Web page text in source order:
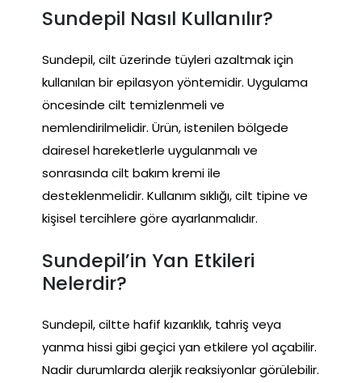
Sundepil Nasıl Kullanılır?
Sundepil, cilt üzerinde tüyleri azaltmak için
kullanılan bir epilasyon yöntemidir. Uygulama
öncesinde cilt temizlenmeli ve
nemlendirilmelidir. Ürün, istenilen bölgede
dairesel hareketlerle uygulanmalı ve
sonrasında cilt bakım kremi ile
desteklenmelidir. Kullanım sıklığı, cilt tipine ve
kişisel tercihlere göre ayarlanmalıdır.
Sundepil’in Yan Etkileri
Nelerdir?
Sundepil, ciltte hafif kızarıklık, tahriş veya
yanma hissi gibi geçici yan etkilere yol açabilir.
Nadir durumlarda alerjik reaksiyonlar görülebilir.